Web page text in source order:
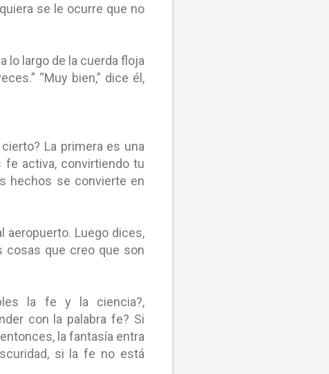
se le ocurre que no
lo largo de la cuerda floja
“Muy bien,” dice él,
La primera es una
activa, convirtiendo tu
hechos se convierte en
aeropuerto. Luego dices,
cosas que creo que son
la fe y la ciencia?,
con la palabra fe? Si
la fantasía entra
si la fe no está